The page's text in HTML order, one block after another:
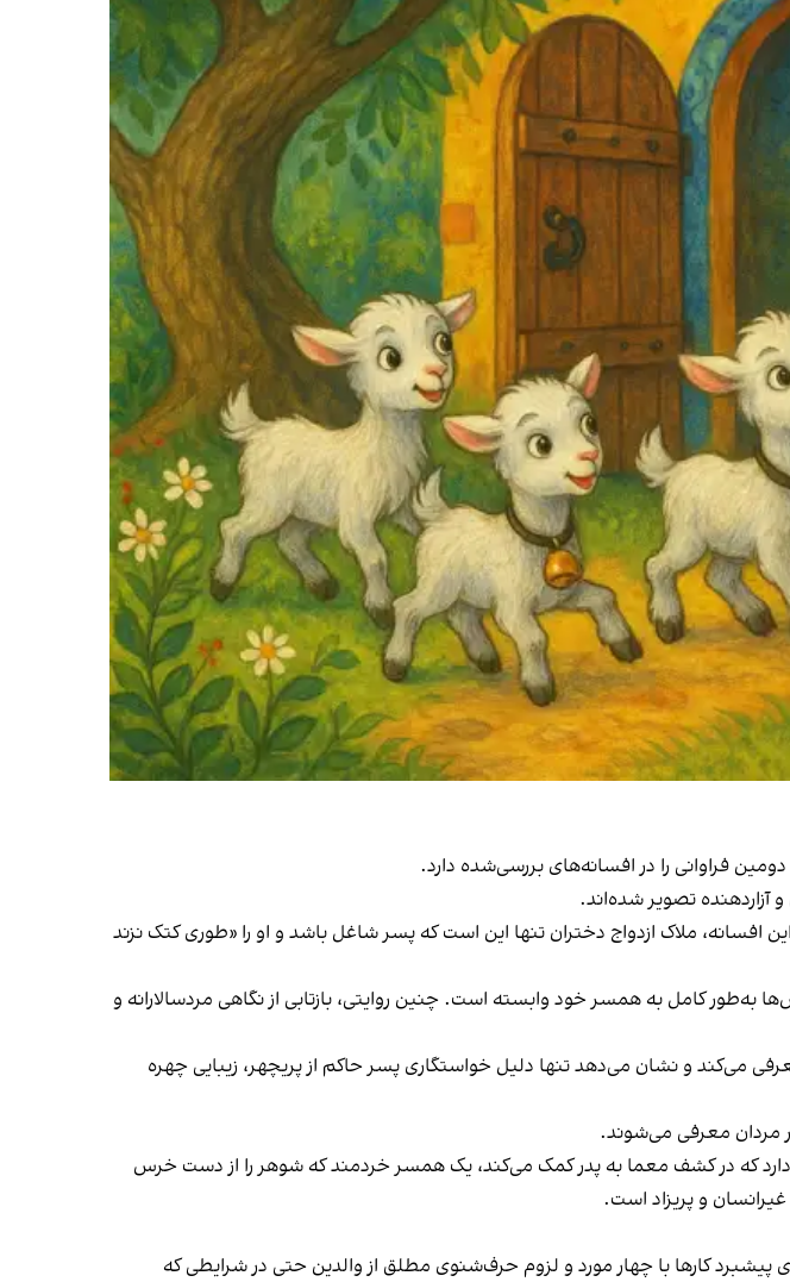
تصویر شده‌اند.
افسانه، ملاک ازدواج دختران تنها این است که پسر شاغل باشد و او را «طوری کتک نزند
به‌طور کامل به همسر خود وابسته است. چنین روایتی، بازتابی از نگاهی مردسالارانه و
می‌کند و نشان می‌دهد تنها دلیل خواستگاری پسر حاکم از پریچهر، زیبایی چهره‌
مردان معرفی می‌شوند.
تنها یک دختر دانا وجود دارد که در کشف معما به پدر کمک می‌کند، یک همسر خردمند که شوهر را از دست خرس
و پریزاد است.
پیشبرد کارها با چهار مورد و لزوم حرف‌شنوی مطلق از والدین حتی در شرایطی که